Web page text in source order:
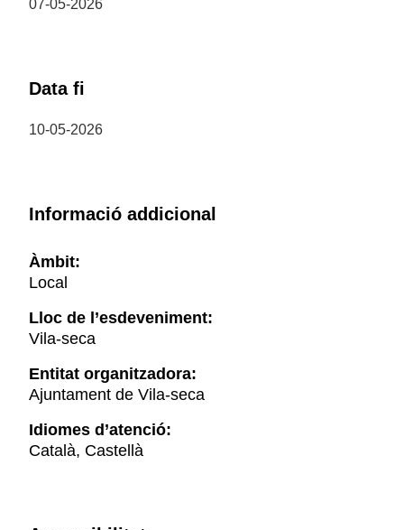
07-05-2026
Data fi
10-05-2026
Informació addicional
Àmbit:
Local
Lloc de l’esdeveniment:
Vila-seca
Entitat organitzadora:
Ajuntament de Vila-seca
Idiomes d’atenció:
Català, Castellà